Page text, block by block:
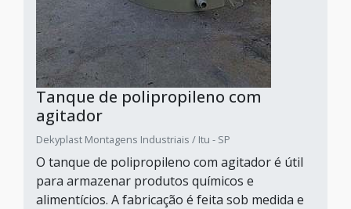
Tanque de polipropileno com
agitador
Dekyplast Montagens Industriais / Itu - SP
O tanque de polipropileno com agitador é útil
para armazenar produtos químicos e
alimentícios. A fabricação é feita sob medida e